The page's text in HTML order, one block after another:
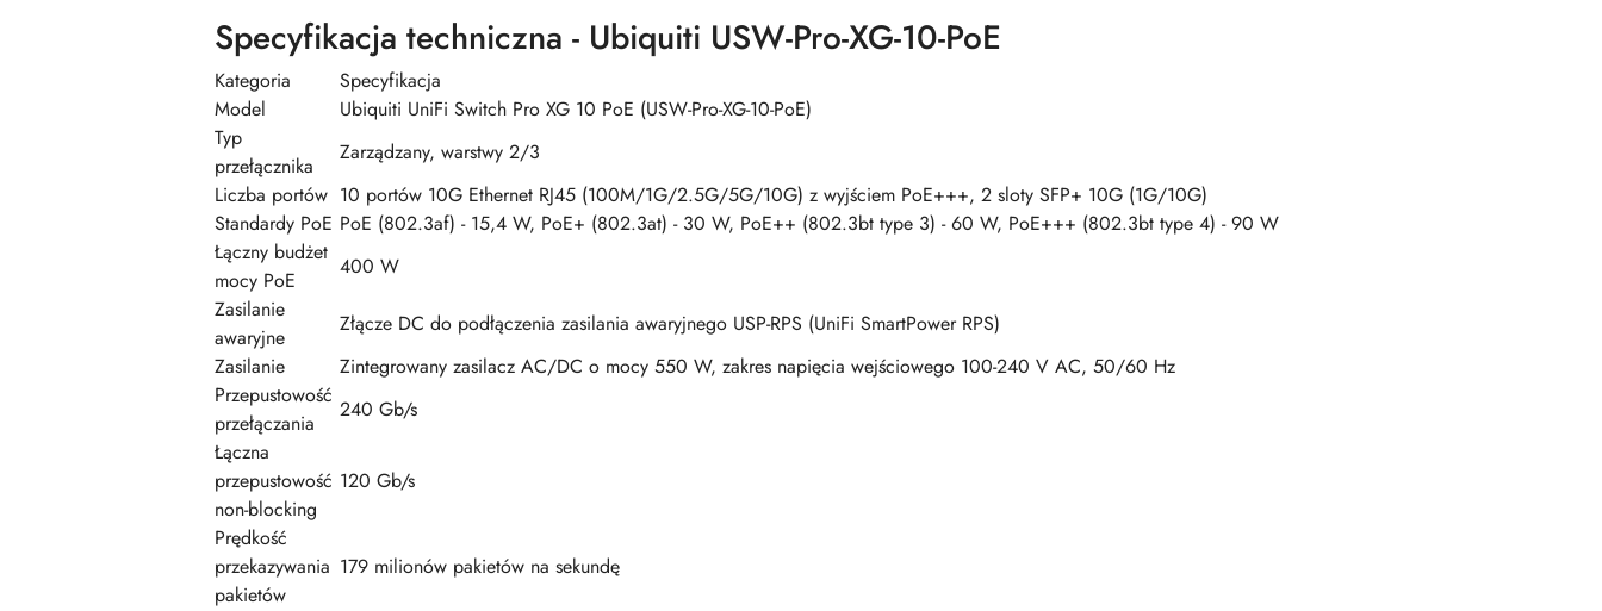
Specyfikacja techniczna - Ubiquiti USW-Pro-XG-10-PoE
Kategoria
Specyfikacja
Model
Ubiquiti UniFi Switch Pro XG 10 PoE (USW-Pro-XG-10-PoE)
Typ
przełącznika
Zarządzany, warstwy 2/3
Liczba portów 10 portów 10G Ethernet RJ45 (100M/1G/2.5G/5G/10G) z wyjściem PoE+++, 2 sloty SFP+ 10G (1G/10G)
Standardy PoE PoE (802.3af) - 15,4 W, PoE+ (802.3at) - 30 W, PoE++ (802.3bt type 3) - 60 W, PoE+++ (802.3bt type 4) - 90 W
Łączny budżet
mocy PoE
400 W
Zasilanie
awaryjne
Złącze DC do podłączenia zasilania awaryjnego USP-RPS (UniFi SmartPower RPS)
Zasilanie
Zintegrowany zasilacz AC/DC o mocy 550 W, zakres napięcia wejściowego 100-240 V AC, 50/60 Hz
Przepustowość
przełączania
240 Gb/s
Łączna
przepustowość
non-blocking
120 Gb/s
Prędkość
przekazywania
pakietów
179 milionów pakietów na sekundę